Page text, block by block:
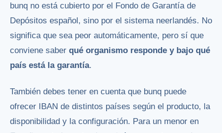
bunq no está cubierto por el Fondo de Garantía de
Depósitos español, sino por el sistema neerlandés. No
significa que sea peor automáticamente, pero sí que
conviene saber qué organismo responde y bajo qué
país está la garantía.
También debes tener en cuenta que bunq puede
ofrecer IBAN de distintos países según el producto, la
disponibilidad y la configuración. Para un menor en